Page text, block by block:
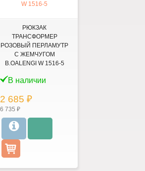
РЮКЗАК
ТРАНСФОРМЕР
РОЗОВЫЙ ПЕРЛАМУТР
С ЖЕМЧУГОМ
B.OALENGI W 1516-5
В наличии
2 685 ₽
6 735 ₽